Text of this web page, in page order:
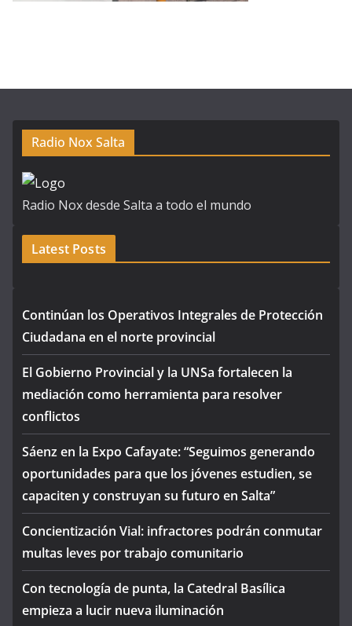
Radio Nox Salta
Radio Nox desde Salta a todo el mundo
Latest Posts
Continúan los Operativos Integrales de Protección
Ciudadana en el norte provincial
El Gobierno Provincial y la UNSa fortalecen la
mediación como herramienta para resolver
conflictos
Sáenz en la Expo Cafayate: “Seguimos generando
oportunidades para que los jóvenes estudien, se
capaciten y construyan su futuro en Salta”
Concientización Vial: infractores podrán conmutar
multas leves por trabajo comunitario
Con tecnología de punta, la Catedral Basílica
empieza a lucir nueva iluminación